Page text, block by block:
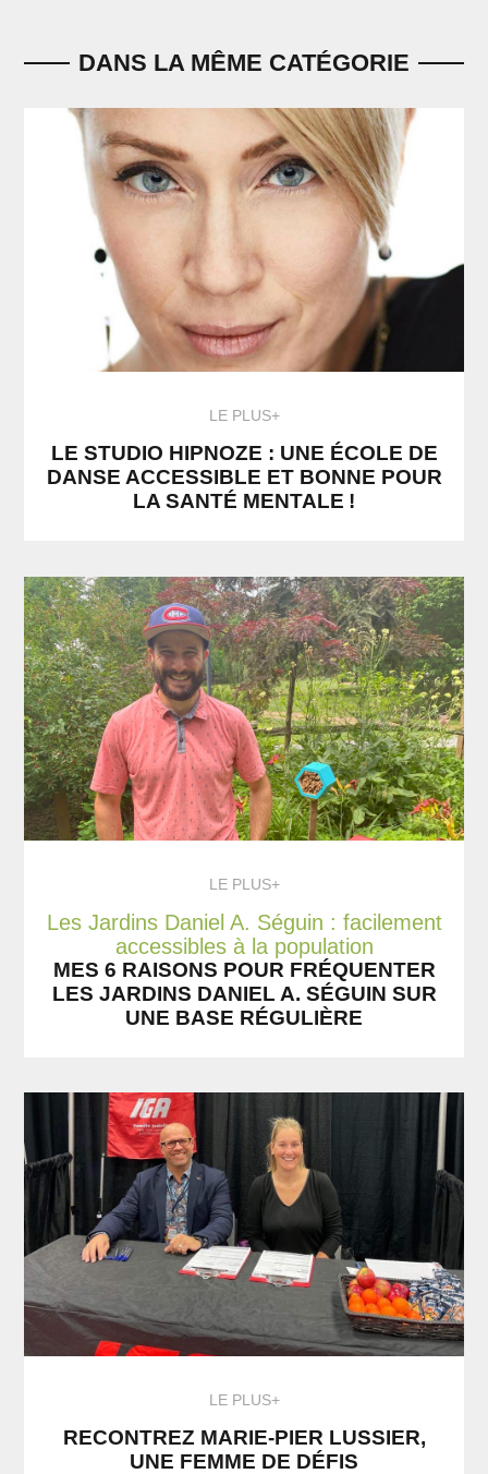
DANS LA MÊME CATÉGORIE
LE PLUS+
LE STUDIO HIPNOZE : UNE ÉCOLE DE
DANSE ACCESSIBLE ET BONNE POUR
LA SANTÉ MENTALE !
LE PLUS+
Les Jardins Daniel A. Séguin : facilement
accessibles à la population
MES 6 RAISONS POUR FRÉQUENTER
LES JARDINS DANIEL A. SÉGUIN SUR
UNE BASE RÉGULIÈRE
LE PLUS+
RECONTREZ MARIE-PIER LUSSIER,
UNE FEMME DE DÉFIS